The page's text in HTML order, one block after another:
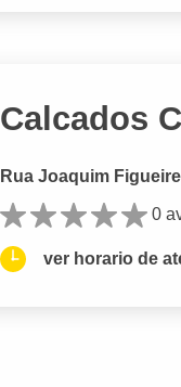
Calcados
Rua Joaquim
0
ver horario de